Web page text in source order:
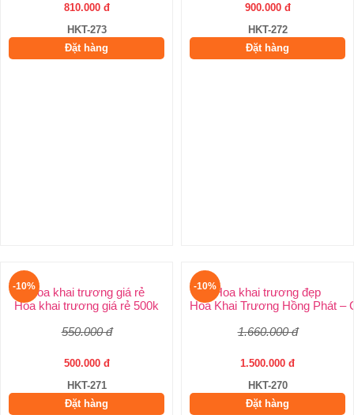
810.000 đ
HKT-273
Đặt hàng
-10% -10%Hoa khai trương giá rẻ
Hoa khai trương giá rẻ 500k
550.000 đ
500.000 đ
HKT-271
Đặt hàng